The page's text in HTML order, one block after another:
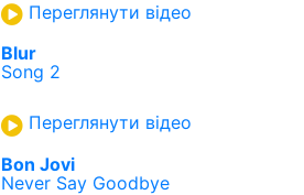
Переглянути відео
Blur
Song 2
Переглянути відео
Bon Jovi
Never Say Goodbye